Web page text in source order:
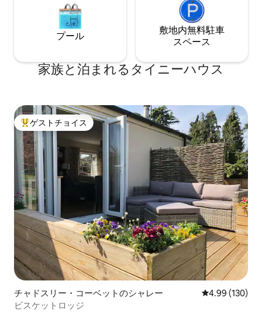
プール
敷地内無料駐⁠車
ス⁠ペ⁠ー⁠ス
家族と泊まれるタイニーハウス
大好評のゲストチョイスです。
ゲストチョイス
チャドスリー・コーベットのシャレー レビュー130
4.99 (130)
ビスケットロッジ